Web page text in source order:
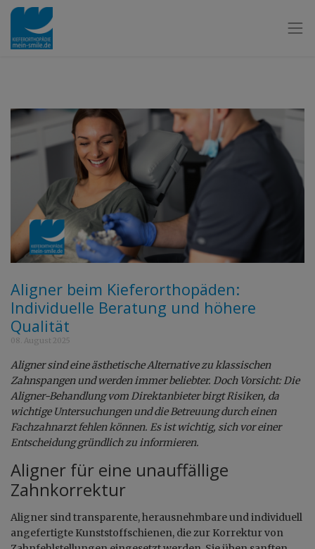
Aligner beim Kieferorthopäden:
Individuelle Beratung und höhere
Qualität
08. August 2025
Aligner sind eine ästhetische Alternative zu klassischen
Zahnspangen und werden immer beliebter. Doch Vorsicht: Die
Aligner-Behandlung vom Direktanbieter birgt Risiken, da
wichtige Untersuchungen und die Betreuung durch einen
Fachzahnarzt fehlen können. Es ist wichtig, sich vor einer
Entscheidung gründlich zu informieren.
Aligner für eine unauffällige
Zahnkorrektur
Aligner sind transparente, herausnehmbare und individuell
angefertigte Kunststoffschienen, die zur Korrektur von